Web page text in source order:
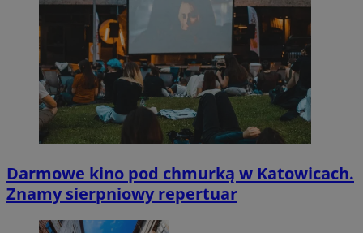
Darmowe kino pod chmurką w Katowicach.
Znamy sierpniowy repertuar